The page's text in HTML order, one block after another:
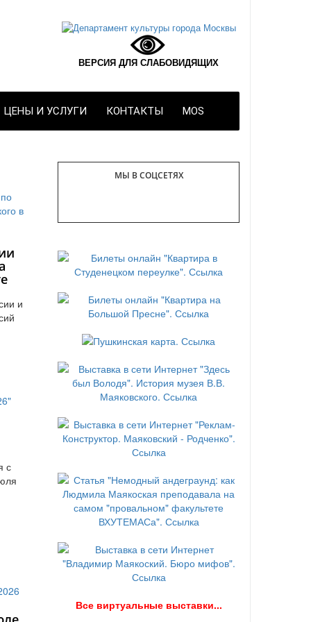
ВЕРСИЯ ДЛЯ СЛАБОВИДЯЩИХ
ЦЕНЫ И УСЛУГИ КОНТАКТЫ MOS
и
с
МЫ В СОЦСЕТЯХ
Все виртуальные выставки...